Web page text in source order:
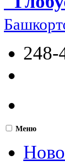
248-
Меню